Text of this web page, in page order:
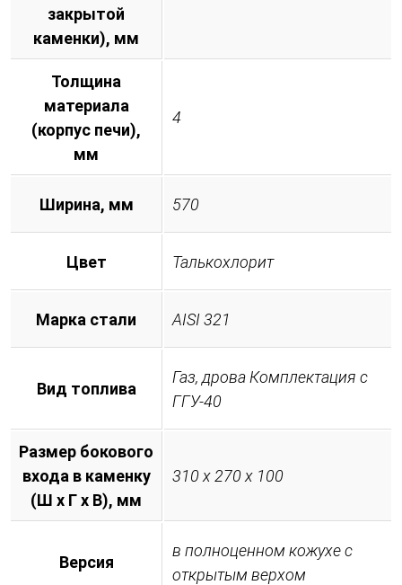
закрытой
каменки), мм
Толщина
материала
(корпус печи),
мм
4
Ширина, мм 570
Цвет Талькохлорит
Марка стали AISI 321
Вид топлива
Газ, дрова Комплектация с
ГГУ-40
Размер бокового
входа в каменку
(Ш х Г х В), мм
310 х 270 х 100
Версия
в полноценном кожухе с
открытым верхом